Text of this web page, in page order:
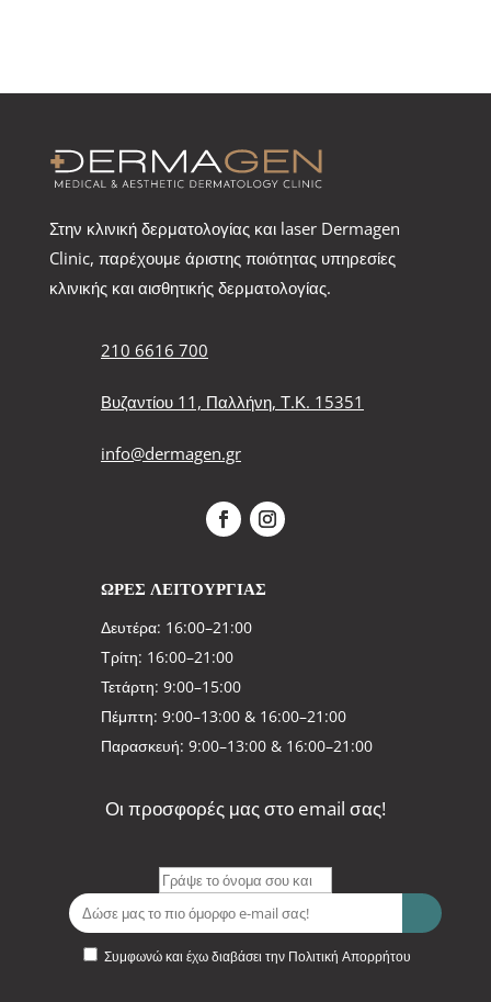
Στην κλινική δερματολογίας και laser Dermagen
Clinic, παρέχουμε άριστης ποιότητας υπηρεσίες
κλινικής και αισθητικής δερματολογίας.
210 6616 700
Βυζαντίου 11, Παλλήνη, Τ.Κ. 15351
info@dermagen.gr
ΩΡΕΣ ΛΕΙΤΟΥΡΓΙΑΣ
Δευτέρα: 16:00–21:00
Τρίτη: 16:00–21:00
Τετάρτη: 9:00–15:00
Πέμπτη: 9:00–13:00 & 16:00–21:00
Παρασκευή: 9:00–13:00 & 16:00–21:00
Οι προσφορές μας στο email σας!
Συμφωνώ και έχω διαβάσει την Πολιτική Απορρήτου